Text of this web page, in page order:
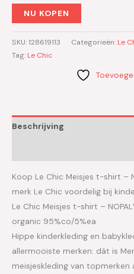
NU KOPEN
SKU:128619113 Categorieën: Le
Tag: Le Chic
Beschrijving
Koop Le Chic Meisjes t-shirt –
merk Le Chic voordelig bij
Le Chic Meisjes t-shirt –
organic 95%co/5%ea
Hippe kinderkleding en
allermooiste merken: dát is
meisjeskleding van topmerken